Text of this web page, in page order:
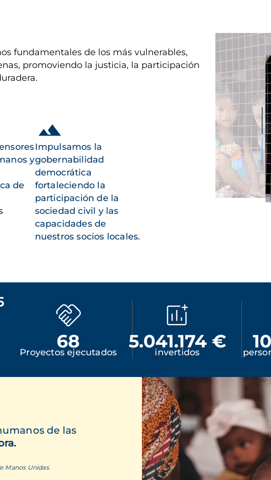
fundamentales de los más vulnerables,
promoviendo la justicia, la participación
y
de
Impulsamos la
gobernabilidad
democrática
fortaleciendo la
participación de la
sociedad civil y las
capacidades de
nuestros socios locales.
Imagen
68
Proyectos ejecutados
5.041.174 €
invertidos
de las
Manos Unidas.